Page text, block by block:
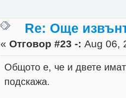
Re: Още
« Отговор #23 -: Aug 06,
Общото е, че и двете
подскажа.